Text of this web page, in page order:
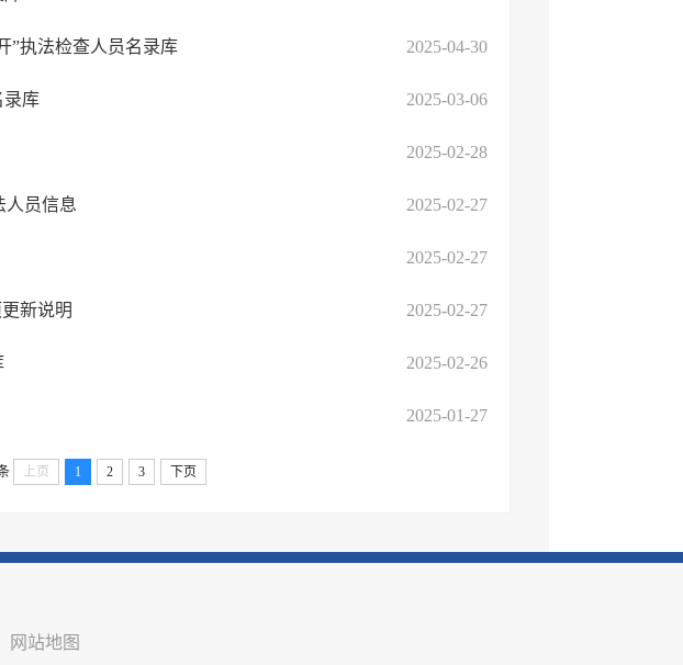
”执法检查人员名录库 2025-04-30
录库 2025-03-06
2025-02-28
人员信息 2025-02-27
2025-02-27
新说明 2025-02-27
2025-02-26
2025-01-27
上页 1 2 3 下页
网站地图